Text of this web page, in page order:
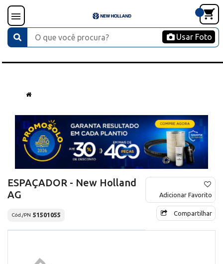
Usar Foto
ESPAÇADOR - New Holland
AG
Cód./PN 51501055
Adicionar Favorito
Compartilhar